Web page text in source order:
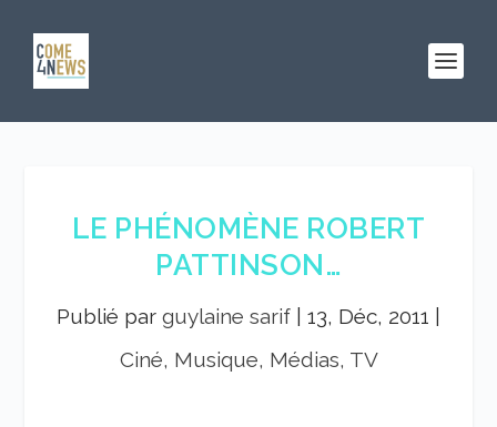
LE PHÉNOMÈNE ROBERT
PATTINSON…
Publié par guylaine sarif 13, Déc, 2011
Ciné, Musique, Médias, TV